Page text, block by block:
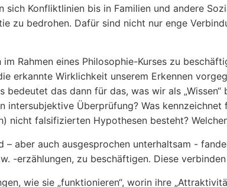
sich Konfliktlinien bis in Familien und andere
zu bedrohen. Dafür sind nicht nur enge
Rahmen eines Philosophie-Kurses zu
erkannte Wirklichkeit unserem Erkennen
bedeutet das dann für das, was wir als
intersubjektive Überprüfung? Was
nicht falsifizierten Hypothesen besteht?
– aber auch ausgesprochen unterhaltsam -
-erzählungen, zu beschäftigen. Diese
wie sie „funktionieren“, worin ihre